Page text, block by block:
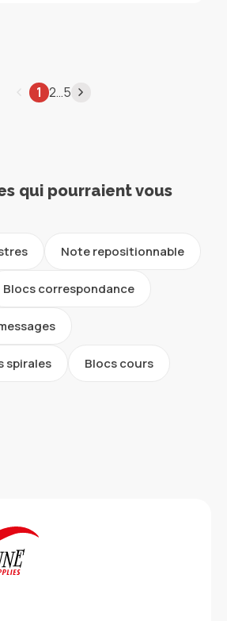
1 2…5
qui pourraient vous
Note repositionnable
Blocs correspondance
spirales Blocs cours